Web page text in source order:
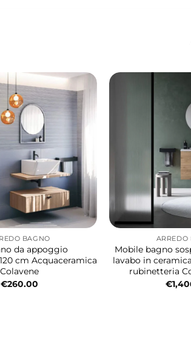
BAGNO
da appoggio
cm Acquaceramica
Colavene
€260.00
ARREDO
Mobile bagno
lavabo in
rubinetteria
€